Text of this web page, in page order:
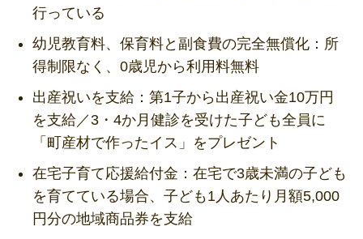
行っている
幼児教育料、保育料と副食費の完全無償化：所
得制限なく、0歳児から利用料無料
出産祝いを支給：第1子から出産祝い金10万円
を支給／3・4か月健診を受けた子ども全員に
「町産材で作ったイス」をプレゼント
在宅子育て応援給付金：在宅で3歳未満の子ども
を育てている場合、子ども1人あたり月額5,000
円分の地域商品券を支給